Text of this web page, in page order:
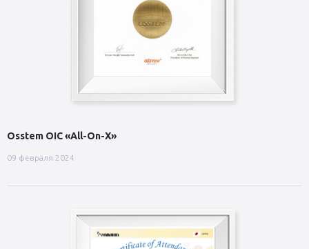
Osstem OIC «All-On-X»
09 февраля 2024